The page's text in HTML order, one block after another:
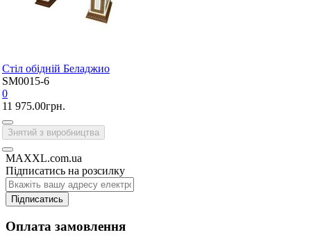
Стіл обідній Беладжио
SM0015-6
0
11 975.00грн.
Знятий з виробництва
MAXXL.com.ua
Підписатись на розсилку
Підписатись
Оплата замовлення